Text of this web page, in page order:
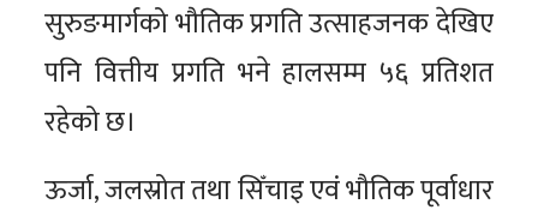
सुरुङमार्गको भौतिक प्रगति उत्साहजनक देखिए
पनि वित्तीय प्रगति भने हालसम्म ५६ प्रतिशत
रहेको छ।
ऊर्जा, जलस्रोत तथा सिँचाइ एवं भौतिक पूर्वाधार